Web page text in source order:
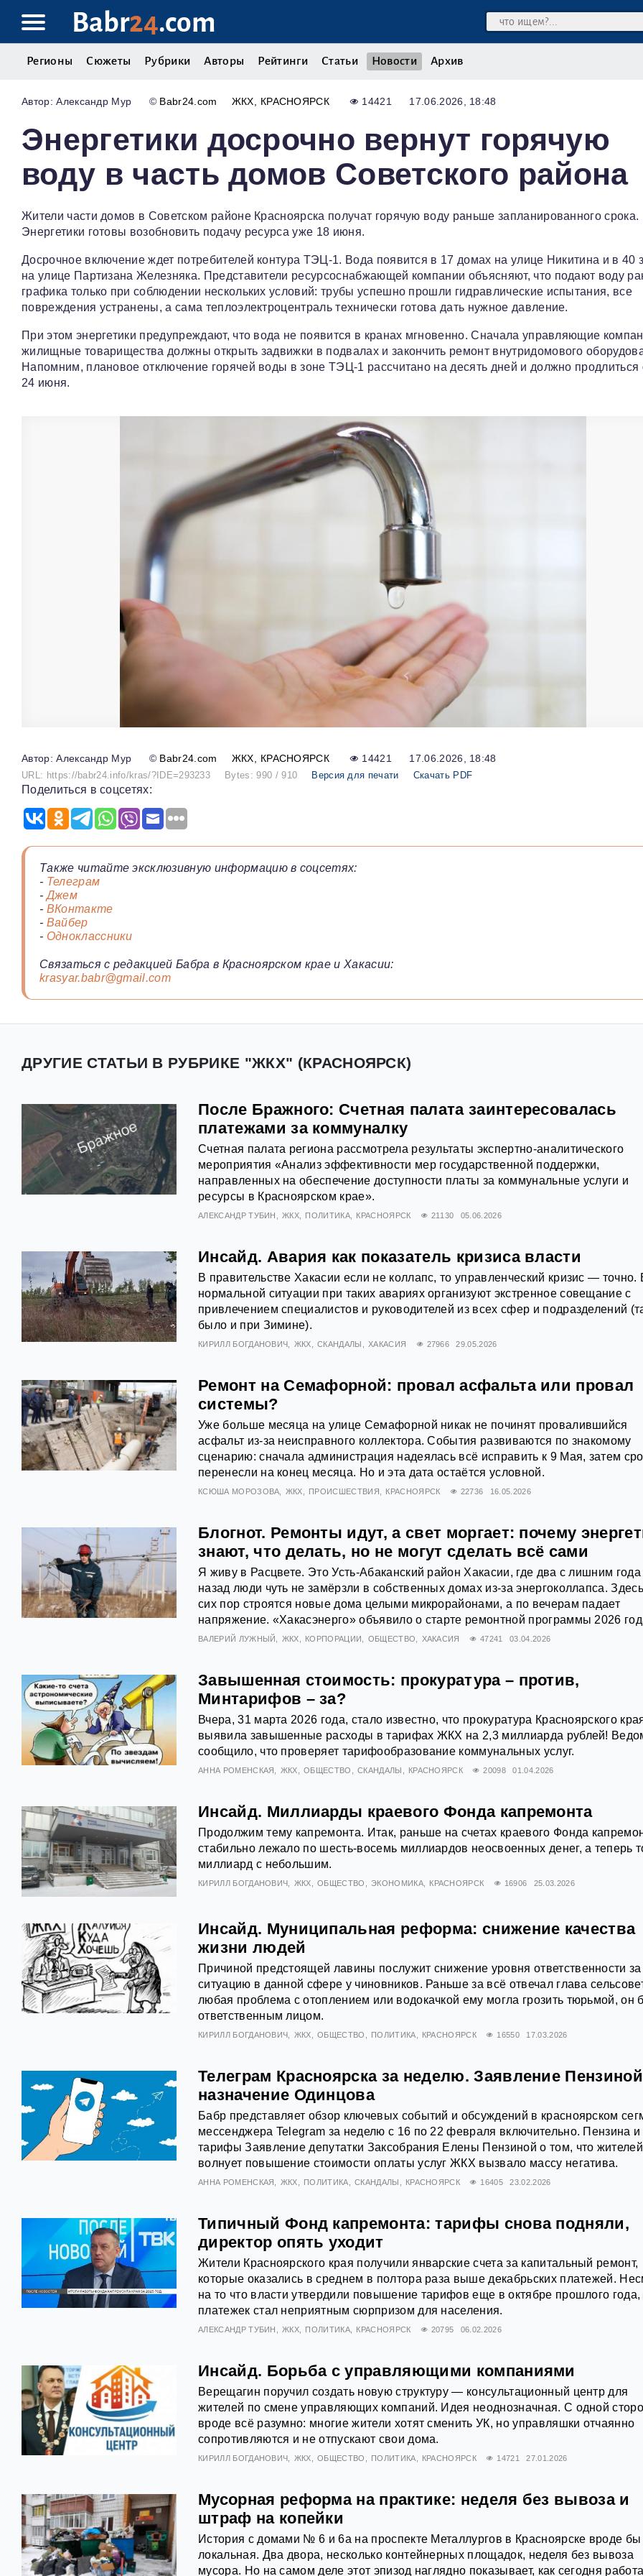
Babr24.com
Регионы Сюжеты Рубрики Авторы Рейтинги Статьи Новости Архив
Александр Мур © Babr24.com ЖКХ КРАСНОЯРСК 14421 17.06.2026, 18:48
Энергетики досрочно вернут горячую
воду в часть домов Советского района
Жители части домов в Советском районе Красноярска получат горячую воду раньше запланированного срока.
Энергетики готовы возобновить подачу ресурса уже 18 июня.
Досрочное включение ждет потребителей контура ТЭЦ-1. Вода появится в 17 домах на улице Никитина и в 40
на улице Партизана Железняка. Представители ресурсоснабжающей компании объясняют, что подают воду
графика только при соблюдении нескольких условий: трубы успешно прошли гидравлические испытания, все
повреждения устранены, а сама теплоэлектроцентраль технически готова дать нужное давление.
При этом энергетики предупреждают, что вода не появится в кранах мгновенно. Сначала управляющие
жилищные товарищества должны открыть задвижки в подвалах и закончить ремонт внутридомового
Напомним, плановое отключение горячей воды в зоне ТЭЦ-1 рассчитано на десять дней и должно продлиться
24 июня.
Александр Мур © Babr24.com ЖКХ КРАСНОЯРСК 14421 17.06.2026, 18:48
URL: https://babr24.info/kras/?IDE=293233 Bytes: 990 / 910 Версия для печати Скачать PDF
Поделиться в соцсетях:
Также читайте эксклюзивную информацию в соцсетях:
- Телеграм
-Джем
- ВКонтакте
- Вайбер
- Одноклассники
Связаться с редакцией Бабра в Красноярском крае и Хакасии:
krasyar.babr@gmail.com
ДРУГИЕ СТАТЬИ В РУБРИКЕ "ЖКХ" (КРАСНОЯРСК)
После Бражного: Счетная палата заинтересовалась
платежами за коммуналку
Счетная палата региона рассмотрела результаты экспертно-аналитического
мероприятия «Анализ эффективности мер государственной поддержки,
направленных на обеспечение доступности платы за коммунальные услуги и
ресурсы в Красноярском крае».
АЛЕКСАНДР ТУБИН ЖКХ ПОЛИТИКА КРАСНОЯРСК 21130 05.06.2026
Инсайд. Авария как показатель кризиса власти
В правительстве Хакасии если не коллапс, то управленческий кризис — точно.
нормальной ситуации при таких авариях организуют экстренное совещание с
привлечением специалистов и руководителей из всех сфер и подразделений
было и при Зимине).
КИРИЛЛ БОГДАНОВИЧ ЖКХ СКАНДАЛЫ ХАКАСИЯ 27966 29.05.2026
Ремонт на Семафорной: провал асфальта или провал
системы?
Уже больше месяца на улице Семафорной никак не починят провалившийся
асфальт из-за неисправного коллектора. События развиваются по знакомому
сценарию: сначала администрация надеялась всё исправить к 9 Мая, затем
перенесли на конец месяца. Но и эта дата остаётся условной.
КСЮША МОРОЗОВА ЖКХ ПРОИСШЕСТВИЯ КРАСНОЯРСК 22736 16.05.2026
Блогнот. Ремонты идут, а свет моргает: почему
знают, что делать, но не могут сделать всё сами
Я живу в Расцвете. Это Усть-Абаканский район Хакасии, где два с лишним года
назад люди чуть не замёрзли в собственных домах из-за энергоколлапса.
сих пор строятся новые дома целыми микрорайонами, а по вечерам падает
напряжение. «Хакасэнерго» объявило о старте ремонтной программы 2026
ВАЛЕРИЙ ЛУЖНЫЙ ЖКХ КОРПОРАЦИИ ОБЩЕСТВО ХАКАСИЯ 47241 03.04.2026
Завышенная стоимость: прокуратура – против,
Минтарифов – за?
Вчера, 31 марта 2026 года, стало известно, что прокуратура Красноярского
выявила завышенные расходы в тарифах ЖКХ на 2,3 миллиарда рублей!
сообщило, что проверяет тарифообразование коммунальных услуг.
АННА РОМЕНСКАЯ ЖКХ ОБЩЕСТВО СКАНДАЛЫ КРАСНОЯРСК 20098 01.04.2026
Инсайд. Миллиарды краевого Фонда капремонта
Продолжим тему капремонта. Итак, раньше на счетах краевого Фонда
стабильно лежало по шесть-восемь миллиардов неосвоенных денег, а теперь
миллиард с небольшим.
КИРИЛЛ БОГДАНОВИЧ ЖКХ ОБЩЕСТВО ЭКОНОМИКА КРАСНОЯРСК 16906 25.03.2026
Инсайд. Муниципальная реформа: снижение качества
жизни людей
Причиной предстоящей лавины послужит снижение уровня ответственности за
ситуацию в данной сфере у чиновников. Раньше за всё отвечал глава
любая проблема с отоплением или водокачкой ему могла грозить тюрьмой, он
ответственным лицом.
КИРИЛЛ БОГДАНОВИЧ ЖКХ ОБЩЕСТВО ПОЛИТИКА КРАСНОЯРСК 16550 17.03.2026
Телеграм Красноярска за неделю. Заявление
назначение Одинцова
Бабр представляет обзор ключевых событий и обсуждений в красноярском
мессенджера Telegram за неделю с 16 по 22 февраля включительно. Пензина и
тарифы Заявление депутатки Заксобрания Елены Пензиной о том, что
волнует повышение стоимости оплаты услуг ЖКХ вызвало массу негатива.
АННА РОМЕНСКАЯ ЖКХ ПОЛИТИКА СКАНДАЛЫ КРАСНОЯРСК 16405 23.02.2026
Типичный Фонд капремонта: тарифы снова подняли,
директор опять уходит
Жители Красноярского края получили январские счета за капитальный ремонт,
которые оказались в среднем в полтора раза выше декабрьских платежей.
на то что власти утвердили повышение тарифов еще в октябре прошлого года,
платежек стал неприятным сюрпризом для населения.
АЛЕКСАНДР ТУБИН ЖКХ ПОЛИТИКА КРАСНОЯРСК 20795 06.02.2026
Инсайд. Борьба с управляющими компаниями
Верещагин поручил создать новую структуру — консультационный центр для
жителей по смене управляющих компаний. Идея неоднозначная. С одной
вроде всё разумно: многие жители хотят сменить УК, но управляшки отчаянно
сопротивляются и не отпускают свои дома.
КИРИЛЛ БОГДАНОВИЧ ЖКХ ОБЩЕСТВО ПОЛИТИКА КРАСНОЯРСК 14721 27.01.2026
Мусорная реформа на практике: неделя без вывоза и
штраф на копейки
История с домами № 6 и 6а на проспекте Металлургов в Красноярске вроде бы
локальная. Два двора, несколько контейнерных площадок, неделя без вывоза
мусора. Но на самом деле этот эпизод наглядно показывает, как сегодня